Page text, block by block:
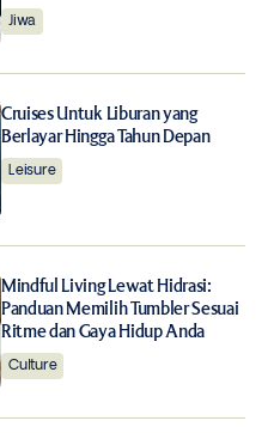
Jiwa
Cruises Untuk Liburan yang
Berlayar Hingga Tahun Depan
Leisure
Mindful Living Lewat Hidrasi:
Panduan Memilih Tumbler Sesuai
Ritme dan Gaya Hidup Anda
Culture